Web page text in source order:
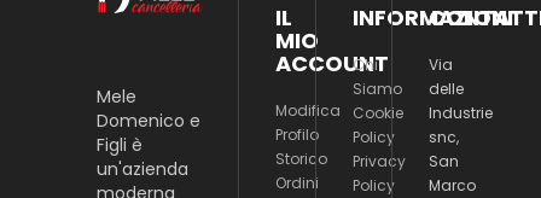
Mele
Domenico e
Figli è
un'azienda
IL
MIO
ACCOUNT
Modifica
Profilo
Storico
Ordini
INFORMAZIONI
Chi
Siamo
Cookie
Policy
Privacy
Policy
Via
delle
Industrie
snc,
San
Marco